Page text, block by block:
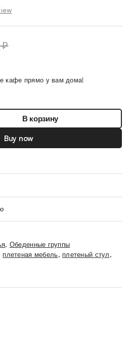
₽
кафе прямо у вам дома!
В корзину
Buy now
, Обеденные группы
плетеная мебель, плетеный стул,